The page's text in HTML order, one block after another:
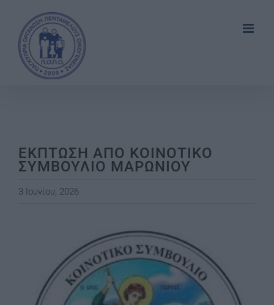
content
ΕΚΠΤΩΣΗ ΑΠΟ ΚΟΙΝΟΤΙΚΟ
ΣΥΜΒΟΥΛΙΟ ΜΑΡΩΝΙΟΥ
3 Ιουνίου, 2026